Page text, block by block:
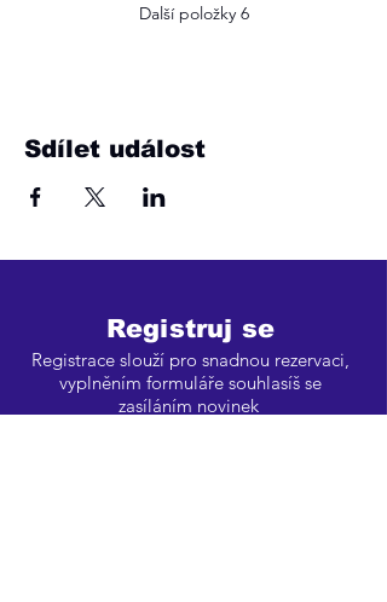
Další položky 6
Sdílet událost
Registruj se
Registrace slouží pro snadnou rezervaci,
vyplněním formuláře souhlasíš se
zasíláním novinek